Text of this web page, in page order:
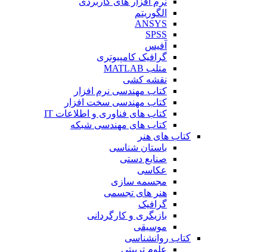
الگوریتم
ANSYS
SPSS
آفیس
گرافیک کامپیوتری
متلب MATLAB
نقشه کشی
کتاب مهندسی نرم افزار
کتاب مهندسی سخت افزار
کتاب های فناوری و اطلاعات IT
کتاب های مهندسی شبکه
کتاب های هنر
باستان شناسی
صنایع دستی
عکاسی
مجسمه سازی
هنر های تجسمی
گرافیک
بازیگری و کارگردانی
موسیقی
کتاب روانشناسی
علوم تربیتی